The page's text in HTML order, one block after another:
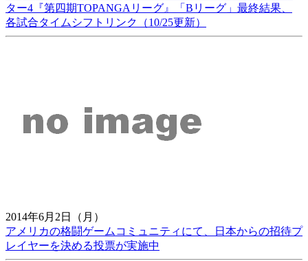
ター4『第四期TOPANGAリーグ』「Bリーグ」最終結果、
各試合タイムシフトリンク（10/25更新）
2014年6月2日（月）
アメリカの格闘ゲームコミュニティにて、日本からの招待プ
レイヤーを決める投票が実施中